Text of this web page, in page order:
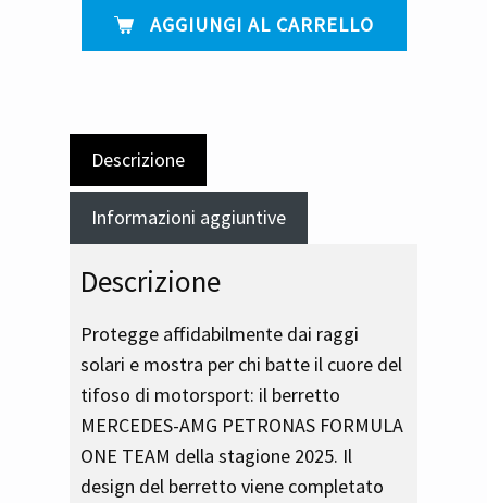
​ AGGIUNGI AL CARRELLO
Descrizione
Informazioni aggiuntive
Descrizione
Protegge affidabilmente dai raggi
solari e mostra per chi batte il cuore del
tifoso di motorsport: il berretto
MERCEDES-AMG PETRONAS FORMULA
ONE TEAM della stagione 2025. Il
design del berretto viene completato